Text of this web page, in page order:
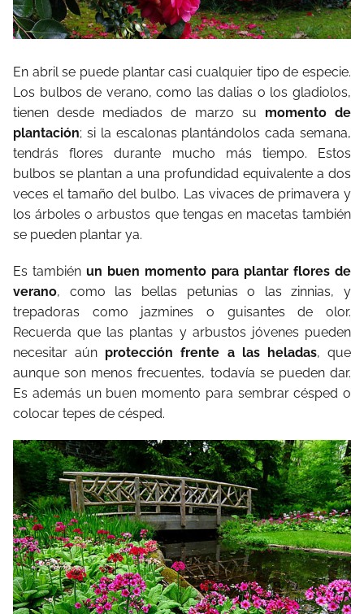
En abril se puede plantar casi cualquier tipo de especie.
Los bulbos de verano, como las dalias o los gladiolos,
tienen desde mediados de marzo su momento de
plantación; si la escalonas plantándolos cada semana,
tendrás flores durante mucho más tiempo. Estos
bulbos se plantan a una profundidad equivalente a dos
veces el tamaño del bulbo. Las vivaces de primavera y
los árboles o arbustos que tengas en macetas también
se pueden plantar ya.
Es también un buen momento para plantar flores de
verano, como las bellas petunias o las zinnias, y
trepadoras como jazmines o guisantes de olor.
Recuerda que las plantas y arbustos jóvenes pueden
necesitar aún protección frente a las heladas, que
aunque son menos frecuentes, todavía se pueden dar.
Es además un buen momento para sembrar césped o
colocar tepes de césped.